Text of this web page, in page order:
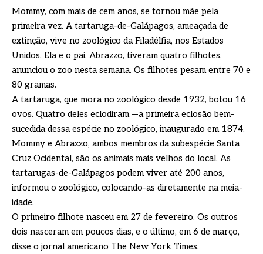
Mommy, com mais de cem anos, se tornou mãe pela
primeira vez. A tartaruga-de-Galápagos, ameaçada de
extinção, vive no zoológico da Filadélfia, nos Estados
Unidos. Ela e o pai, Abrazzo, tiveram quatro filhotes,
anunciou o zoo nesta semana. Os filhotes pesam entre 70 e
80 gramas.
A tartaruga, que mora no zoológico desde 1932, botou 16
ovos. Quatro deles eclodiram —a primeira eclosão bem-
sucedida dessa espécie no zoológico, inaugurado em 1874.
Mommy e Abrazzo, ambos membros da subespécie Santa
Cruz Ocidental, são os animais mais velhos do local. As
tartarugas-de-Galápagos podem viver até 200 anos,
informou o zoológico, colocando-as diretamente na meia-
idade.
O primeiro filhote nasceu em 27 de fevereiro. Os outros
dois nasceram em poucos dias, e o último, em 6 de março,
disse o jornal americano The New York Times.